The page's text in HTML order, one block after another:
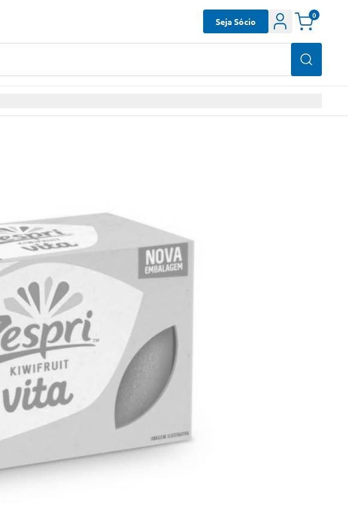
Seja Sócio
0